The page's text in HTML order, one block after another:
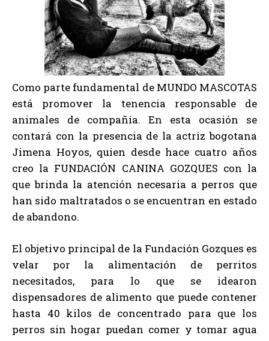
Como parte fundamental de MUNDO MASCOTAS
está promover la tenencia responsable de
animales de compañía. En esta ocasión se
contará con la presencia de la actriz bogotana
Jimena Hoyos, quien desde hace cuatro años
creo la FUNDACIÓN CANINA GOZQUES con la
que brinda la atención necesaria a perros que
han sido maltratados o se encuentran en estado
de abandono.
El objetivo principal de la Fundación Gozques es
velar por la alimentación de perritos
necesitados, para lo que se idearon
dispensadores de alimento que puede contener
hasta 40 kilos de concentrado para que los
perros sin hogar puedan comer y tomar agua